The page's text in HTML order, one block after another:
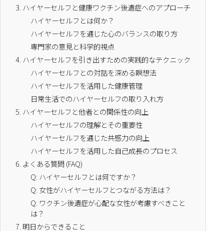
3. ハイヤーセルフと健康ワクチン後遺症へのアプローチ
ハイヤーセルフとは何か？
ハイヤーセルフを通じた心のバランスの取り方
専門家の意見と科学的視点
4. ハイヤーセルフを引き出すための実践的なテクニック
ハイヤーセルフとの対話を深める瞑想法
ハイヤーセルフを活用した健康管理
日常生活でのハイヤーセルフの取り入れ方
5. ハイヤーセルフと他者との関係性の向上
ハイヤーセルフの理解とその重要性
ハイヤーセルフを通じた共感力の向上
ハイヤーセルフを活用した自己成長のプロセス
6. よくある質問 (FAQ)
Q: ハイヤーセルフとは何ですか？
Q: 女性がハイヤーセルフとつながる方法は？
Q: ワクチン後遺症が心配な女性が考慮すべきこと
は？
7. 明日からできること